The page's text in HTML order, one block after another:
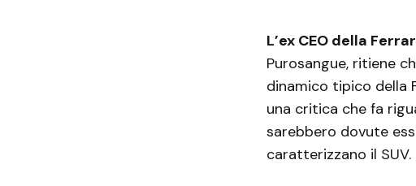
L’ex CEO della
Purosangue, ritiene
dinamico tipico della
una critica che fa
sarebbero dovute
caratterizzano il SUV.